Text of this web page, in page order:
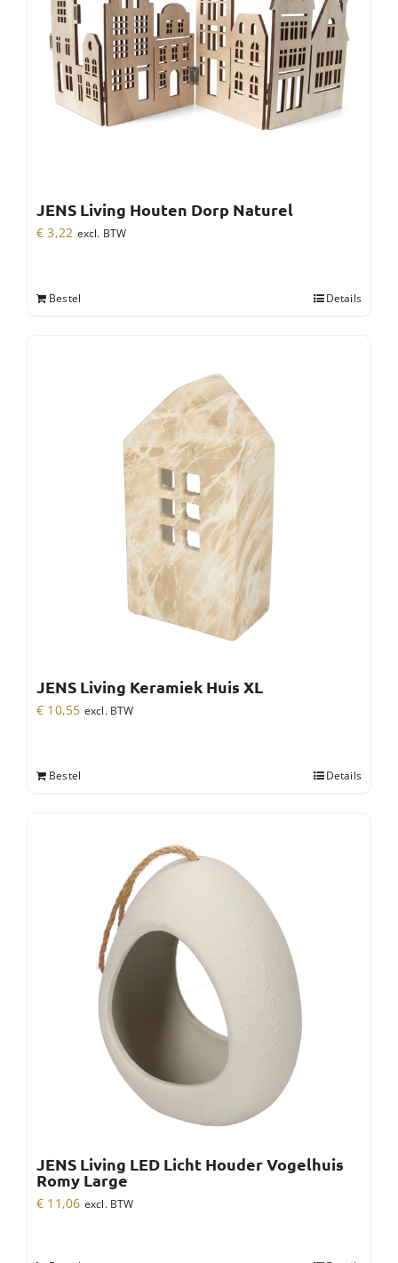
JENS Living Houten Dorp Naturel
€ 3,22 excl. BTW
Bestel Details
JENS Living Keramiek Huis XL
€ 10,55 excl. BTW
Bestel Details
JENS Living LED Licht Houder Vogelhuis
Romy Large
€ 11,06 excl. BTW